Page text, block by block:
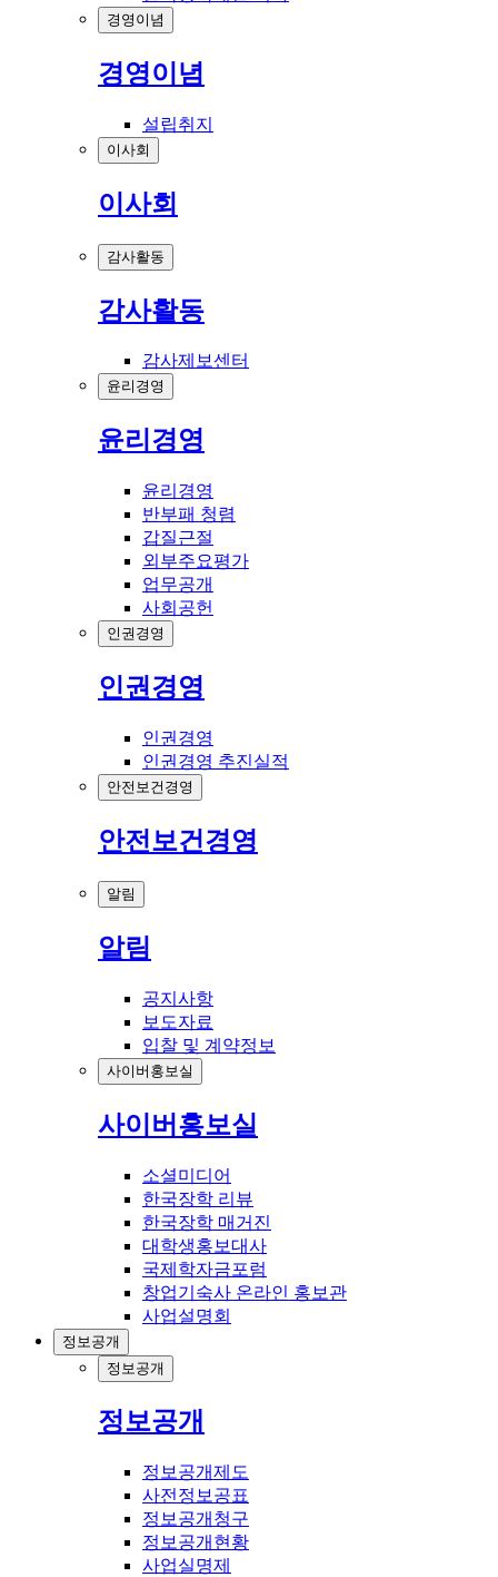
경영이념
경영이념
설립취지
이사회
이사회
감사활동
감사활동
감사제보센터
윤리경영
윤리경영
윤리경영
반부패 청렴
갑질근절
외부주요평가
업무공개
사회공헌
인권경영
인권경영
인권경영
인권경영 추진실적
안전보건경영
안전보건경영
알림
알림
공지사항
보도자료
입찰 및 계약정보
사이버홍보실
사이버홍보실
소셜미디어
한국장학 리뷰
한국장학 매거진
대학생홍보대사
국제학자금포럼
창업기숙사 온라인 홍보관
사업설명회
정보공개
정보공개
정보공개
정보공개제도
사전정보공표
정보공개청구
정보공개현황
사업실명제